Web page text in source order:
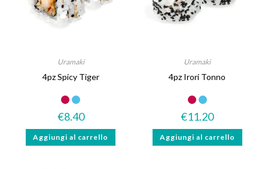
Uramaki
4pz Spicy Tiger
€8.40
Aggiungi al carrello
Uramaki
4pz Irori Tonno
€11.20
Aggiungi al carrello